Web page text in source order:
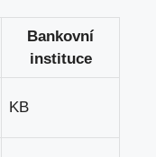
Bankovní
instituce
KB